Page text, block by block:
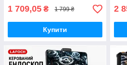
1 709,05 ₴ 1 799 ₴
Купити
2